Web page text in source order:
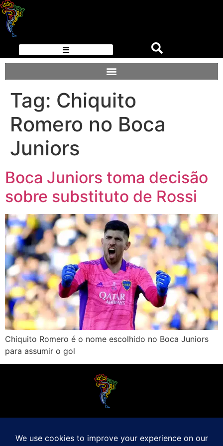
Tag: Chiquito
Romero no Boca
Juniors
Boca Juniors toma decisão
sobre substituto de Rossi
Chiquito Romero é o nome escolhido no Boca Juniors
para assumir o gol
quer mesmo é saber de tudo, desde a final do Brasileirão até a 5a rodada do